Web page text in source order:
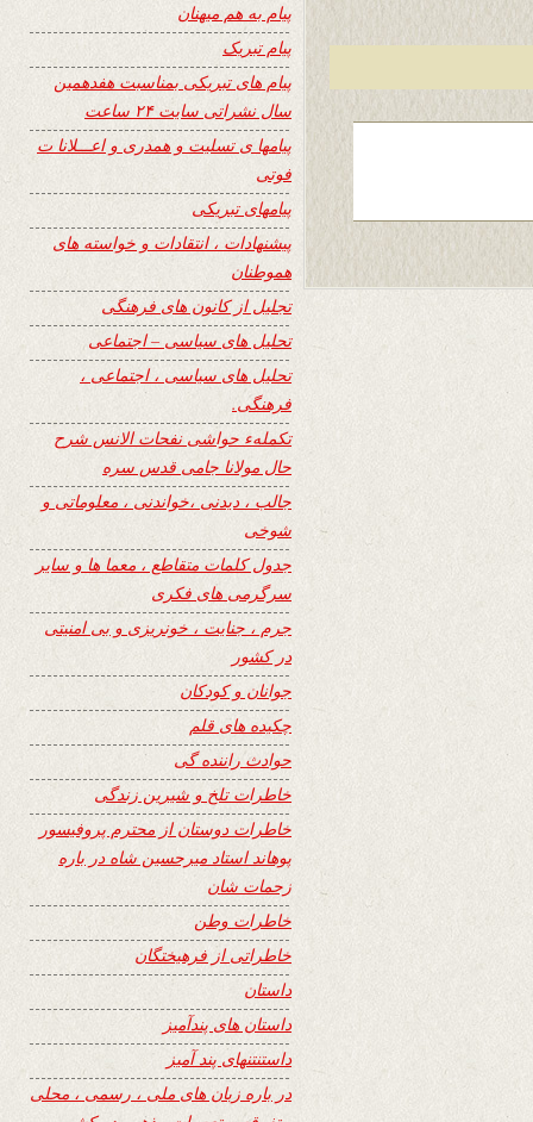
پیام به هم میهنان
پیام تبریک
پیام های تبریکی بمناسبت هفدهمین
سال نشراتی سایت ۲۴ ساعت
پیامها ی تسلیت و همدری و اعـــلانا ت
فوتی
پیامهای تبریکی
پیشنهادات ، انتقادات و خواسته های
هموطنان
تجلیل از کانون های فرهنگی
تحلیل های سیاسی – اجتماعی
تحلیل های سیاسی ، اجتماعی ،
فرهنگی.
تکملهء حواشی نفحات الانس شرح
حال مولانا جامی قدس سره
جالب ، دیدنی ،خواندنی ، معلوماتی و
شوخی
جدول کلمات متقاطع ، معما ها و سایر
سرگرمی های فکری
جرم ، جنایت ، خونریزی و بی امنیتی
در کشور
جوانان و کودکان
چکیده های قلم
حوادث راننده گی
خاطرات تلخ و شیرین زندگی
خاطرات دوستان از محترم پروفیسور
پوهاند استاد میرحسین شاه در باره
زحمات شان
خاطرات وطن
خاطراتی از فرهیختگان
داستان
داستان های پندآمیز
داستنتنهای پند آمیز
در باره زبان های ملی ، رسمی ، محلی